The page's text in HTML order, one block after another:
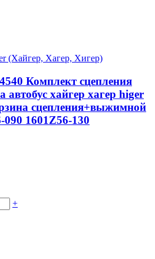
(Хайгер, Хагер, Хигер)
Комплект сцепления
автобус хайгер хагер higer
сцепления+выжимной
1601Z56-130
+